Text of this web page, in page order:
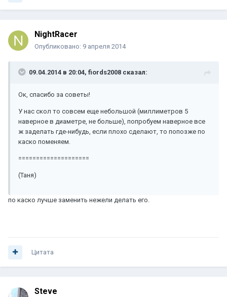
NightRacer
Опубликовано: 9 апреля 2014
09.04.2014 в 20:04, fiords2008 сказал:
Ок, спасибо за советы!
У нас скол то совсем еще небольшой (миллиметров 5
наверное в диаметре, не больше), попробуем наверное все
ж заделать где-нибудь, если плохо сделают, то попозже по
каско поменяем.
====================
(Таня)
по каско лучше заменить нежели делать его.
Цитата
Steve